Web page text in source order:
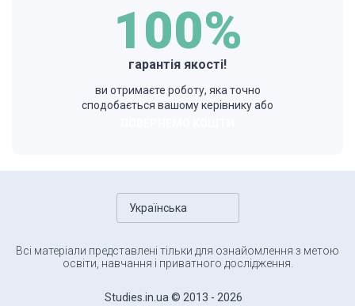
100%
гарантія якості!
ви отримаєте роботу, яка точно
сподобається вашому керівнику або
Українська
Studies.in.ua © 2013 - 2026
Всі матеріали представлені тільки для ознайомлення з метою
освіти, навчання і приватного дослідження.